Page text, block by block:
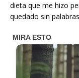
dieta que me hizo
quedado sin